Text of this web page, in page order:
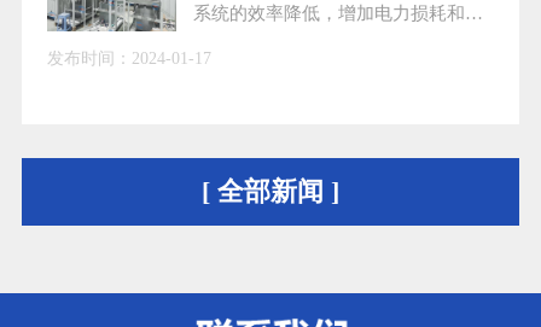
当电机启动时，转子回路中的电阻逐
系统的效率降低，增加电力损耗和电
功补偿装置是一种常见的解决功率因
数低的方法。通过在系统中安装无功
补偿装置，可以向系统注入无功功
机等。在选择无功补
发布时间： 2024-01-17
[ 全部新闻 ]